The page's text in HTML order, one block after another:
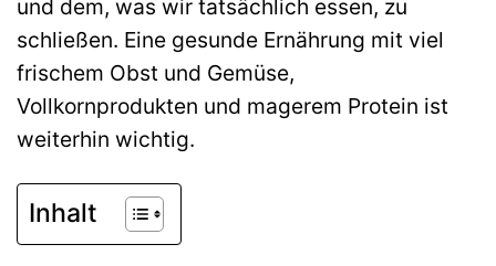
und dem, was wir tatsächlich essen, zu
schließen. Eine gesunde Ernährung mit viel
frischem Obst und Gemüse,
Vollkornprodukten und magerem Protein ist
weiterhin wichtig.
Inhalt